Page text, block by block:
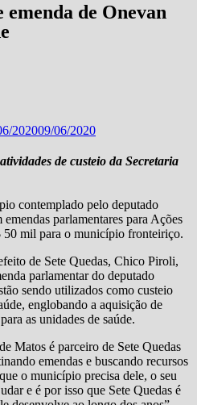
emenda de Onevan
202009/06/2020
de custeio da Secretaria
contemplado pelo deputado
parlamentares para Ações
50 mil para o município fronteiriço.
de Sete Quedas, Chico Piroli,
parlamentar do deputado
sendo utilizados como custeio
englobando a aquisição de
as unidades de saúde.
Matos é parceiro de Sete Quedas
emendas e buscando recursos
o município precisa dele, o seu
e é por isso que Sete Quedas é